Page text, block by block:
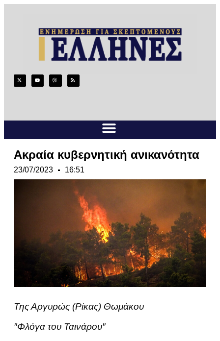
Ακραία κυβερνητική ανικανότητα
23/07/2023 16:51
Της Αργυρώς (Ρίκας) Θωμάκου
″Φλόγα του Ταινάρου″